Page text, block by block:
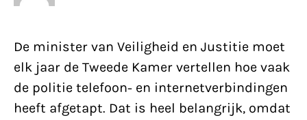
De minister van Veiligheid en Justitie moet
elk jaar de Tweede Kamer vertellen hoe vaak
de politie telefoon- en internetverbindingen
heeft afgetapt. Dat is heel belangrijk, omdat